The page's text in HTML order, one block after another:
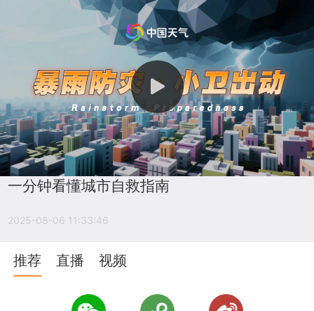
一分钟看懂城市自救指南
2025-08-06 11:33:46
推荐 直播 视频